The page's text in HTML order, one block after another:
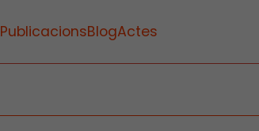
PublicacionsBlogActes